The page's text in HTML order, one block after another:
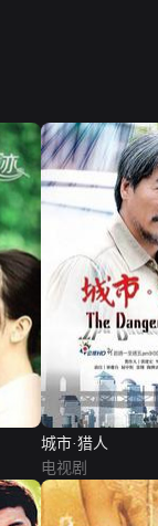
城市·猎人
电视剧